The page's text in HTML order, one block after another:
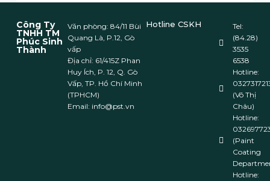
Công Ty
TNHH TM
Phúc Sinh
Thành
Văn phòng: 84/11 Bùi
Quang Là, P.12, Gò
vấp
Địa chỉ: 61/415Z Phan
Huy Ích, P. 12, Q. Gò
Vấp, TP. Hồ Chí Minh
(TPHCM)
Email: info@pst.vn
Hotline CSKH
Tel:
(84.28)
3535
6538
Hotline:
(Võ Thị
Châu)
Hotline:
(Paint
Coating
Hotline: